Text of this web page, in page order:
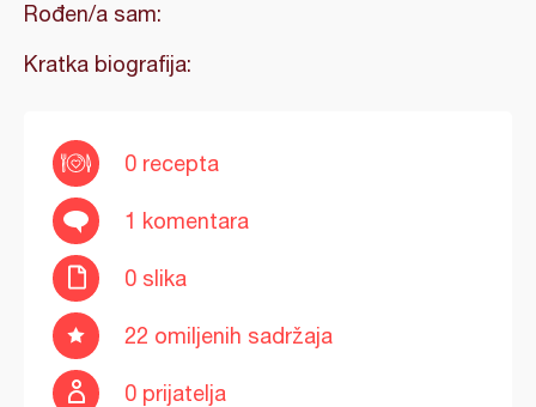
Rođen/a sam:
Kratka biografija:
0 recepta
1 komentara
0 slika
22 omiljenih sadržaja
0 prijatelja